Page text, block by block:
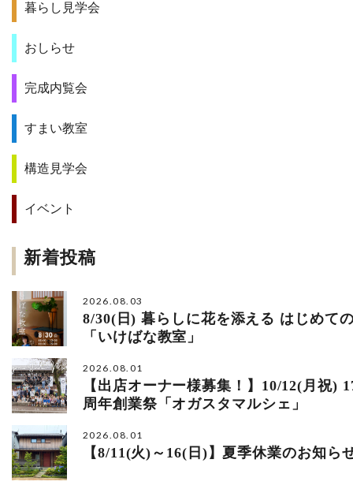
暮らし見学会
おしらせ
完成内覧会
すまい教室
構造見学会
イベント
新着投稿
2026.08.03
8/30(日) 暮らしに花を添える はじめて
「いけばな教室」
2026.08.01
【出店オーナー様募集！】10/12(月祝)
周年創業祭「オガスタマルシェ」
2026.08.01
【8/11(火)～16(日)】夏季休業のお知ら